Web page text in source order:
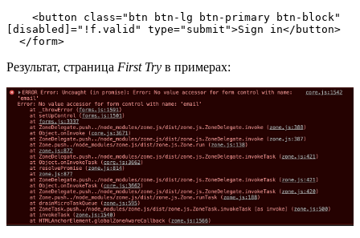
[disabled]="!f.valid" type="submit">Sign in</button>
  </form>
Результат, страница First Try в примерах: